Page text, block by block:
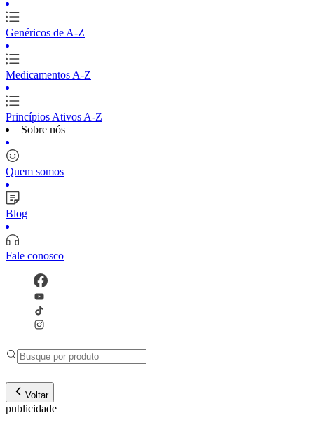
Genéricos de A-Z
Medicamentos A-Z
Princípios Ativos A-Z
Sobre nós
Quem somos
Blog
Fale conosco
Voltar
publicidade